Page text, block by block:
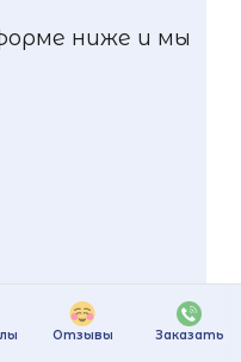
Отзывы Заказать
ниже и мы